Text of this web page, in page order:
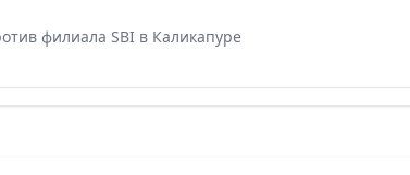
филиала SBI в Каликапуре